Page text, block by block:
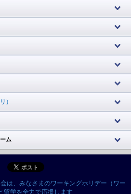
）
ム
は、みなさまのワーキングホリデー（ワー
留学を全力で応援します